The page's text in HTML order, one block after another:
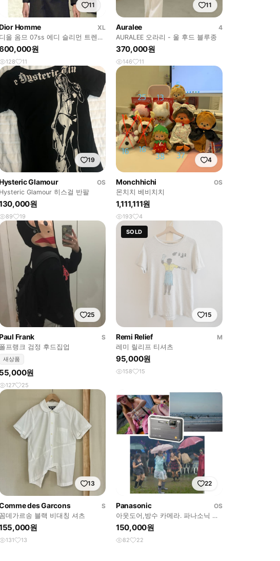
11
Homme
XL
디올 옴므 07ss 에디 슬리먼 트렌치
코트
원
128 11
11
Auralee
4
AURALEE 오라리 - 울 후드 블루종
370,000원
146 11
19
Glamour
OS
Hysteric Glamour 히스걸 반팔
원
89 19
4
Monchhichi
OS
몬치치 베비치치
1,111,111원
193 4
25
Frank
S
폴프랭크 검정 후드집업
새상품
55,000원
127 25
SOLD
15
Remi Relief
M
레미 릴리프 티셔츠
95,000원
158 15
13
des Garcons
S
꼼데가르송 블랙 비대칭 셔츠
원
131 13
22
Panasonic
OS
아웃도어,방수 카메라. 파나소닉 루
믹스 DMC-FT1
150,000원
82 22